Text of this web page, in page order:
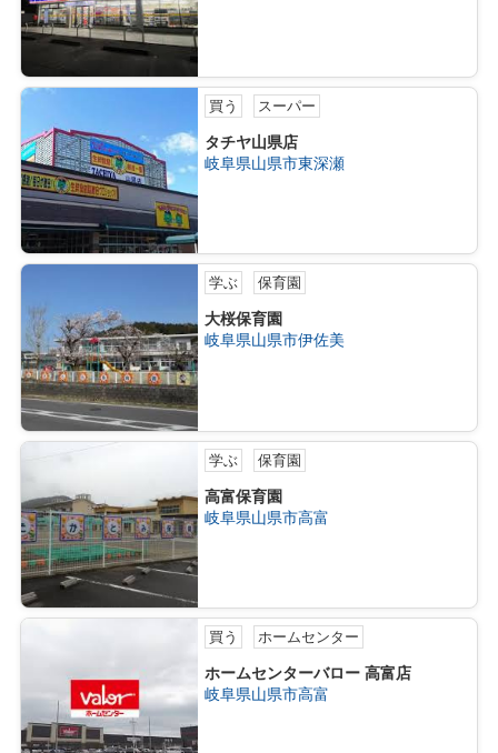
買う スーパー
タチヤ山県店
岐阜県山県市東深瀬
学ぶ 保育園
大桜保育園
岐阜県山県市伊佐美
学ぶ 保育園
高富保育園
岐阜県山県市高富
買う ホームセンター
ホームセンターバロー 高富店
岐阜県山県市高富